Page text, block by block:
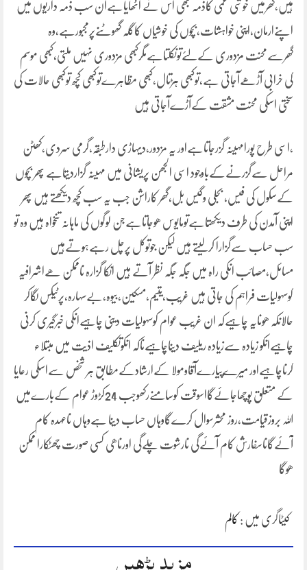
ہیں،گھرمیں خوشی غمی کاذمہ بھی اس نے اٹھایاہےان سب ذمہ داریوں میں
اپنےارمان,اپنی خواہشات،بچوں کی خوشیاں کاگلہ گھوٹنےپرمجبورہے،وہ
گھرسےمحنت مزدوری کےلئےتونکلتاہےمگرکبھی مزدوری نہیں ملتی،کبھی موسم
کی خرابی آڑھےآجاتی ہے،توکبھی ہڑتال،کبھی مظاہرےتوکبھی کچھ توکبھی حالات کی
سختی اسکی محنت مشقت کےآڑےآجاتی ہیں
،اسی طرح پورامہینہ گزرجاتاہےاور یہ مزدور،دیہاڑی دارطبقہ،گرمی سردی،کھٹن
مراحل سےگزرنےکےباوجود اسی الجھن پریشانی میں مہینہ گزاردیتاہے پھر بچوں
کےسکول کی فیس، بجلی وگیس بل،گھر کاراشن جب یہ سب کچھ دیکھتے ہیں پھر
اپنی آمدن کی طرف دیکھتاہےتومایوس ھوجاتاہےجن لوگوں کی ماہانہ تنخواہ ہیں وہ تو
سب حساب سےگزارا کرلیتے ہیں لیکن جوتوکل پرچل رہےہوتےہیں
مسائل،مصائب انکی راہ میں جگہ جگہ نظر آتے ہیں انکا گزارہ ناممکن ھےاشرافیہ
کوسہولیات فراہم کی جاتی ہیں غریب،یتیم،مسکین،بیوہ،بےسہارہ،پرٹیکس لگاکر
حالانکہ ھونایہ چاہیےکہ ان غریب عوام کوسہولیات دینی چاہیےانکی خبرگیری کرنی
چاہیےانکو زیادہ سےزیادہ ریلیف دیناچاہیےناکہ انکوتکلیف اذیت میں مبتلاء
کرناچاہیےاور میرےپیارےآقاومولا کےارشادکےمطابق ہر شخص سےاسکی رعایا
کے متعلق پوچھاجائےگااسوقت کوسامنےرکھوجب 24کڑوڑ عوام کےبارےمیں
اللہ بروزقیامت،روز محشرسوال کرےگاوہاں حساب دینا ہےوہاں ناعہدہ کام
آئےگاناسفارش کام آئےگی نارشوت چلےگی اورناھی کسی صورت چھٹکارا ممکن
ھوگا
کیٹاگری میں : کالم